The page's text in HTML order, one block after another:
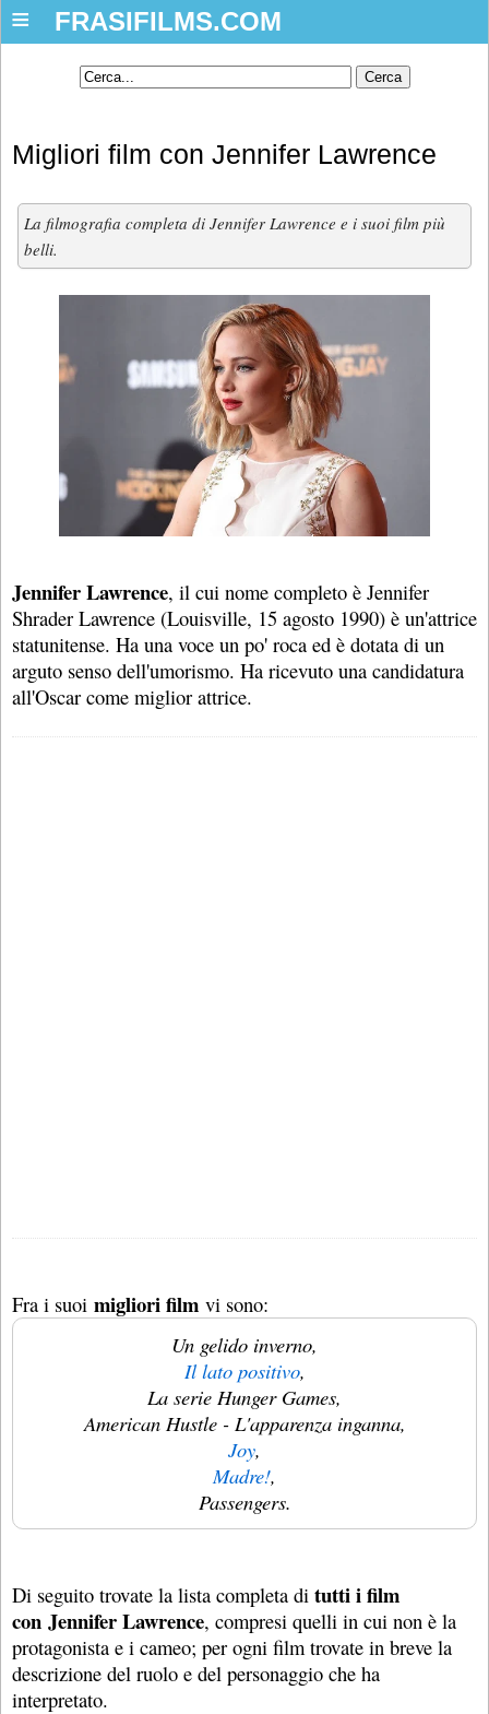
FRASIFILMS.COM
≡
Migliori film con Jennifer Lawrence
La filmografia completa di Jennifer Lawrence e i suoi film più
belli.
Jennifer Lawrence, il cui nome completo è Jennifer
Shrader Lawrence (Louisville, 15 agosto 1990) è un'attrice
statunitense. Ha una voce un po' roca ed è dotata di un
arguto senso dell'umorismo. Ha ricevuto una candidatura
all'Oscar come miglior attrice.
Fra i suoi migliori film vi sono:
Un gelido inverno,
Il lato positivo,
La serie Hunger Games,
American Hustle - L'apparenza inganna,
Joy,
Madre!,
Passengers.
Di seguito trovate la lista completa di tutti i film
con Jennifer Lawrence, compresi quelli in cui non è la
protagonista e i cameo; per ogni film trovate in breve la
descrizione del ruolo e del personaggio che ha
interpretato.